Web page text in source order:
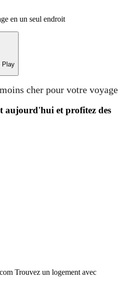
en un seul endroit
Play
cher pour votre voyage
aujourd'hui et profitez des
Trouvez un logement avec